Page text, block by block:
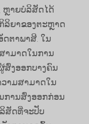
ຫຼາຍບໍລິສັດໄດ້
ລິຍາຂອງຕະຫຼາດ
ຕາພາສີ. ໃນ
າມາດໃນການ
ສົ່ງອອກບາງຄົນ
າມສາມາດໃນ
ການສົ່ງອອກກ່ອນ
ສັດທີ່ຈະປັບ